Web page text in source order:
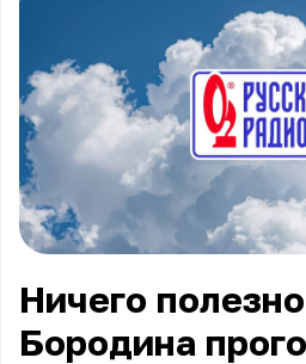
Ничего
Бородина